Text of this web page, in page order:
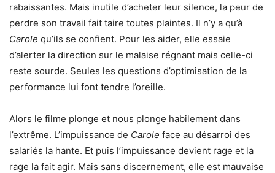
rabaissantes. Mais inutile d’acheter leur silence, la peur de
perdre son travail fait taire toutes plaintes. Il n’y a qu’à
Carole qu’ils se confient. Pour les aider, elle essaie
d’alerter la direction sur le malaise régnant mais celle-ci
reste sourde. Seules les questions d’optimisation de la
performance lui font tendre l’oreille.
Alors le filme plonge et nous plonge habilement dans
l’extrême. L’impuissance de Carole face au désarroi des
salariés la hante. Et puis l’impuissance devient rage et la
rage la fait agir. Mais sans discernement, elle est mauvaise